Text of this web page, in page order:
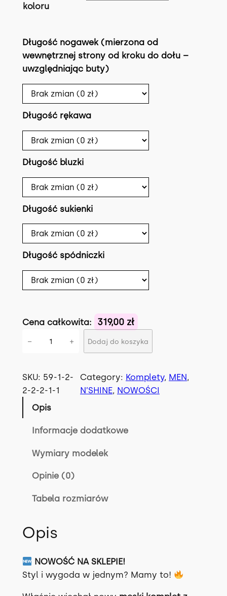
koloru
Długość nogawek (mierzona od
wewnętrznej strony od kroku do dołu –
uwzględniając buty)
Długość rękawa
Długość bluzki
Długość sukienki
Długość spódniczki
Cena całkowita: 319,00 zł
ś
ć
M
R
w
− + Dodaj do koszyka
SKU: 59-1-2-
2-2-2-1-1
Category: Komplety, MEN
N’SHINE, NOWOŚCI
Opis
Informacje dodatkowe
Wymiary modelek
Opinie (0)
Tabela rozmiarów
Opis
NOWOŚĆ NA SKLEPIE!
Styl i wygoda w jednym? Mamy to!